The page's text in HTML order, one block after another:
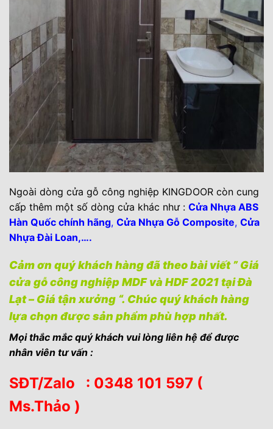
Ngoài dòng cửa gỗ công nghiệp KINGDOOR còn cung
cấp thêm một số dòng cửa khác như : Cửa Nhựa ABS
Hàn Quốc chính hãng, Cửa Nhựa Gỗ Composite, Cửa
Nhựa Đài Loan,….
Cảm ơn quý khách hàng đã theo bài viết ” Giá
cửa gỗ công nghiệp MDF và HDF 2021 tại Đà
Lạt – Giá tận xưởng “. Chúc quý khách hàng
lựa chọn được sản phẩm phù hợp nhất.
Mọi thắc mắc quý khách vui lòng liên hệ để được
nhân viên tư vấn :
SĐT/Zalo : 0348 101 597 (
Ms.Thảo )